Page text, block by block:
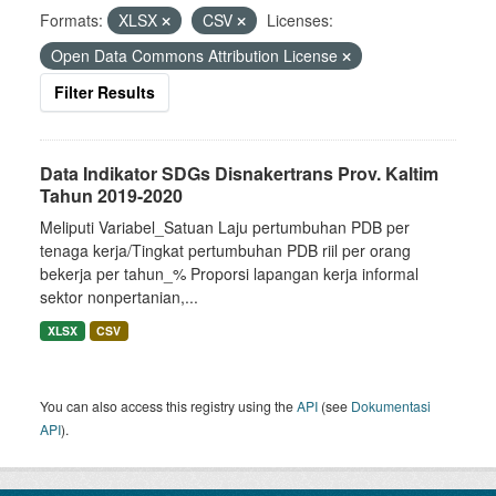
Formats:
XLSX CSV
Licenses:
Open Data Commons Attribution License
Filter Results
Data Indikator SDGs Disnakertrans Prov. Kaltim
Tahun 2019-2020
Meliputi Variabel_Satuan Laju pertumbuhan PDB per
tenaga kerja/Tingkat pertumbuhan PDB riil per orang
bekerja per tahun_% Proporsi lapangan kerja informal
sektor nonpertanian,...
XLSX CSV
You can also access this registry using theAPI (see Dokumentasi
API).